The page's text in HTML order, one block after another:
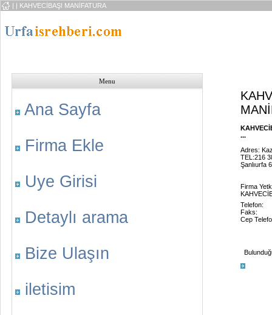
| | KAHVECİBAŞI MANİFATURA
Menu
Ana Sayfa
Firma Ekle
Uye Girisi
Detaylı arama
Bize Ulaşın
iletisim
...
Adres:
TEL:216
Şanlıurfa
Firma
Telefon:
Faks:
Cep